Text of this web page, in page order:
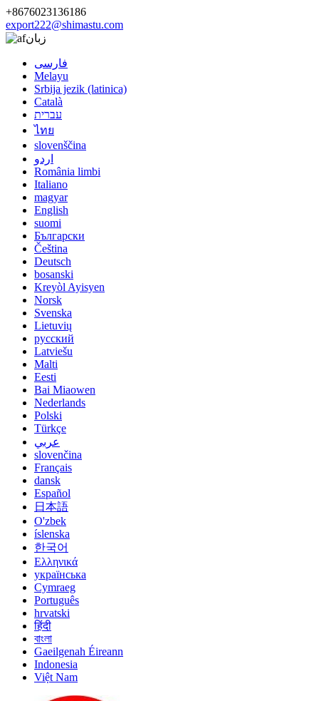
+8676023136186
export222@shimastu.com
زبان
فارسی
Melayu
Srbija jezik (latinica)
Català
עברית
ไทย
slovenščina
اردو
România limbi
Italiano
magyar
English
suomi
Български
Čeština
Deutsch
bosanski
Kreyòl Ayisyen
Norsk
Svenska
Lietuvių
русский
Latviešu
Malti
Eesti
Bai Miaowen
Nederlands
Polski
Türkçe
عربي
slovenčina
Français
dansk
Español
日本語
O'zbek
íslenska
한국어
Ελληνικά
українська
Cymraeg
Português
hrvatski
हिंदी
বাংলা
Gaeilgenah Éireann
Indonesia
Việt Nam